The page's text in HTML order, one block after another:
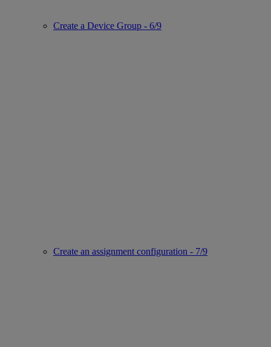
Create a Device Group - 6/9
Create an assignment configuration - 7/9